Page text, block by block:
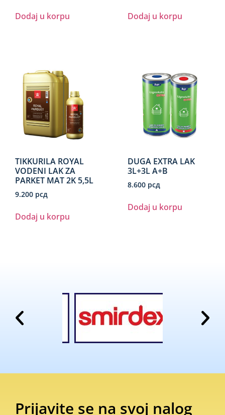
Dodaj u korpu Dodaj u korpu
TIKKURILA ROYAL
VODENI LAK ZA
PARKET MAT 2K 5,5L
9.200 рсд
Dodaj u korpu
DUGA EXTRA LAK
3L+3L A+B
8.600 рсд
Dodaj u korpu
Prijavite se na svoj nalog